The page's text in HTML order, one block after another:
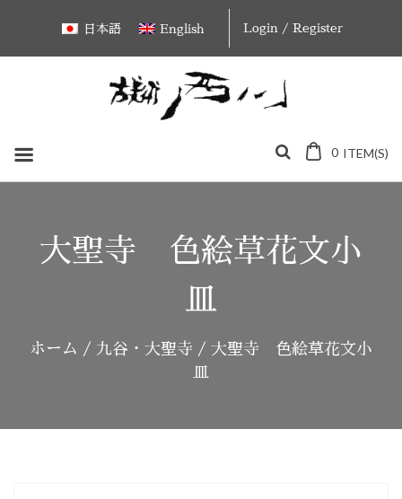
content
日本語 English Login / Register
0 ITEM(S)
大聖寺 色絵草花文小
皿
ホーム / 九谷・大聖寺 / 大聖寺 色絵草花文小
皿